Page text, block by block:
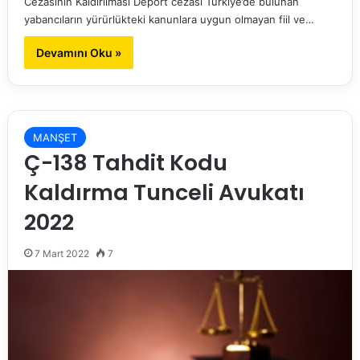
yabancıların yürürlükteki kanunlara uygun olmayan fiil ve…
Devamını Oku »
MANŞET
Ç-138 Tahdit Kodu
Kaldırma Tunceli Avukatı
2022
7 Mart 2022 7